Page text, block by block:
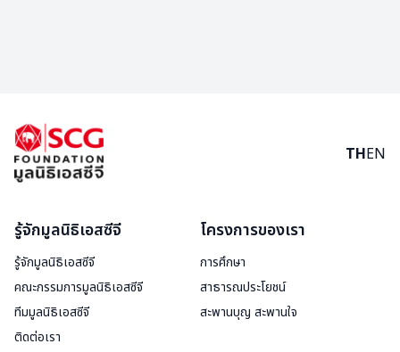
THEN
รู้จักมูลนิธิเอสซีจี
รู้จักมูลนิธิเอสซีจี
คณะกรรมการมูลนิธิเอสซีจี
ทีมมูลนิธิเอสซีจี
ติดต่อเรา
โครงการของเรา
การศึกษา
สาธารณประโยชน์
สะพานบุญ สะพานใจ